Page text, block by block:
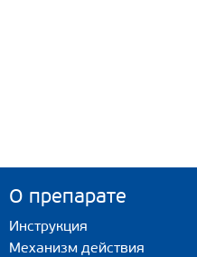
О препарате
Инструкция
Механизм действия